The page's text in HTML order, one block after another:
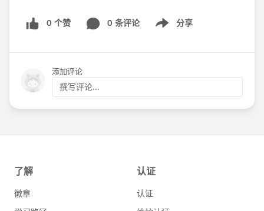
0 个赞 0 条评论 分享
Show menu
添加评论
撰写评论...